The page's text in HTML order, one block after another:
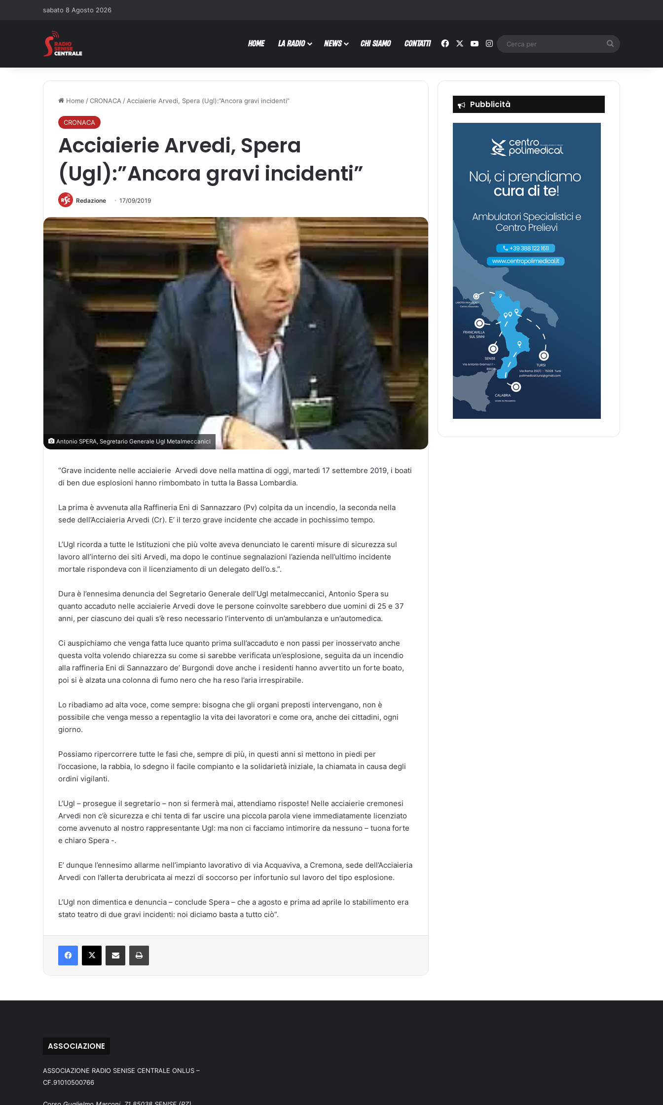
sabato 8 Agosto 2026
HOME LA RADIO NEWS CHI SIAMO CONTATTI Facebook You TubeInstagram
Home /CRONACA / Acciaierie Arvedi, Spera (Ugl):”Ancora gravi incidenti”
CRONACA
Acciaierie Arvedi, Spera
(Ugl):”Ancora gravi incidenti”
Redazione 17/09/2019
Antonio SPERA, Segretario Generale Ugl Metalmeccanici
“Grave incidente nelle acciaierie Arvedi dove nella mattina di oggi, martedì 17 settembre 2019, i boati
di ben due esplosioni hanno rimbombato in tutta la Bassa Lombardia.
La prima è avvenuta alla Raffineria Eni di Sannazzaro (Pv) colpita da un incendio, la seconda nella
sede dell’Acciaieria Arvedi (Cr). E’ il terzo grave incidente che accade in pochissimo tempo.
L’Ugl ricorda a tutte le Istituzioni che più volte aveva denunciato le carenti misure di sicurezza sul
lavoro all’interno dei siti Arvedi, ma dopo le continue segnalazioni l’azienda nell’ultimo incidente
mortale rispondeva con il licenziamento di un delegato dell’o.s.”.
Dura è l’ennesima denuncia del Segretario Generale dell’Ugl metalmeccanici, Antonio Spera su
quanto accaduto nelle acciaierie Arvedi dove le persone coinvolte sarebbero due uomini di 25 e 37
anni, per ciascuno dei quali s’è reso necessario l’intervento di un’ambulanza e un’automedica.
Ci auspichiamo che venga fatta luce quanto prima sull’accaduto e non passi per inosservato anche
questa volta volendo chiarezza su come si sarebbe verificata un’esplosione, seguita da un incendio
alla raffineria Eni di Sannazzaro de’ Burgondi dove anche i residenti hanno avvertito un forte boato,
poi si è alzata una colonna di fumo nero che ha reso l’aria irrespirabile.
Lo ribadiamo ad alta voce, come sempre: bisogna che gli organi preposti intervengano, non è
possibile che venga messo a repentaglio la vita dei lavoratori e come ora, anche dei cittadini, ogni
giorno.
Possiamo ripercorrere tutte le fasi che, sempre di più, in questi anni si mettono in piedi per
l’occasione, la rabbia, lo sdegno il facile compianto e la solidarietà iniziale, la chiamata in causa degli
ordini vigilanti.
L’Ugl – prosegue il segretario – non si fermerà mai, attendiamo risposte! Nelle acciaierie cremonesi
Arvedi non c’è sicurezza e chi tenta di far uscire una piccola parola viene immediatamente licenziato
come avvenuto al nostro rappresentante Ugl: ma non ci facciamo intimorire da nessuno – tuona forte
e chiaro Spera -.
E’ dunque l’ennesimo allarme nell’impianto lavorativo di via Acquaviva, a Cremona, sede dell’Acciaieria
Arvedi con l’allerta derubricata ai mezzi di soccorso per infortunio sul lavoro del tipo esplosione.
L’Ugl non dimentica e denuncia – conclude Spera – che a agosto e prima ad aprile lo stabilimento era
stato teatro di due gravi incidenti: noi diciamo basta a tutto ciò”.
Pubblicità
ASSOCIAZIONE
ASSOCIAZIONE RADIO SENISE CENTRALE ONLUS –
CF.91010500766